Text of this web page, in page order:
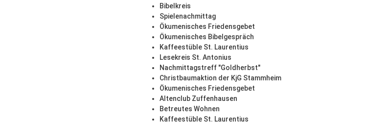
Bibelkreis
Spielenachmittag
Ökumenisches Friedensgebet
Ökumenisches Bibelgespräch
Kaffeestüble St. Laurentius
Lesekreis St. Antonius
Nachmittagstreff "Goldherbst"
Christbaumaktion der KjG Stammheim
Ökumenisches Friedensgebet
Altenclub Zuffenhausen
Betreutes Wohnen
Kaffeestüble St. Laurentius